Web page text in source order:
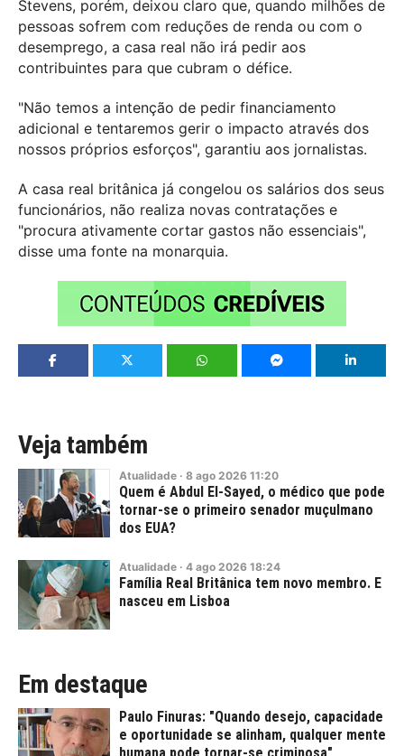
Stevens, porém, deixou claro que, quando milhões de
pessoas sofrem com reduções de renda ou com o
desemprego, a casa real não irá pedir aos
contribuintes para que cubram o défice.
"Não temos a intenção de pedir financiamento
adicional e tentaremos gerir o impacto através dos
nossos próprios esforços", garantiu aos jornalistas.
A casa real britânica já congelou os salários dos seus
funcionários, não realiza novas contratações e
"procura ativamente cortar gastos não essenciais",
disse uma fonte na monarquia.
Veja também
Atualidade · 8 ago 2026 11:20
Quem é Abdul El-Sayed, o médico que pode
tornar-se o primeiro senador muçulmano
dos EUA?
Atualidade · 4 ago 2026 18:24
Família Real Britânica tem novo membro. E
nasceu em Lisboa
Em destaque
Paulo Finuras: "Quando desejo, capacidade
e oportunidade se alinham, qualquer mente
humana pode tornar-se criminosa"